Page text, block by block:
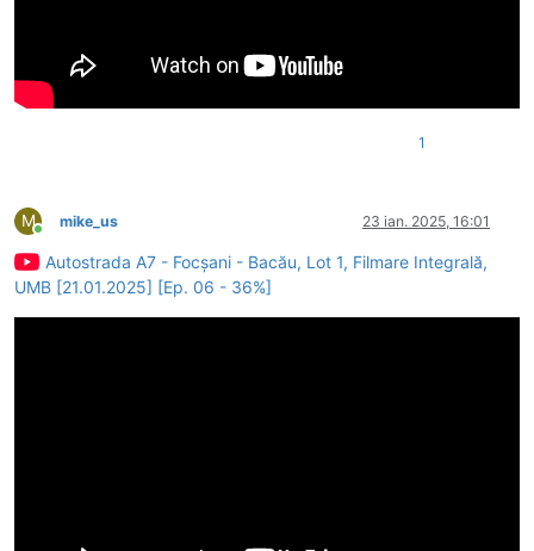
1
M
Conectat
mike_us 23 ian. 2025, 16:01
Autostrada A7 - Focșani - Bacău, Lot 1, Filmare Integrală,
UMB [21.01.2025] [Ep. 06 - 36%]